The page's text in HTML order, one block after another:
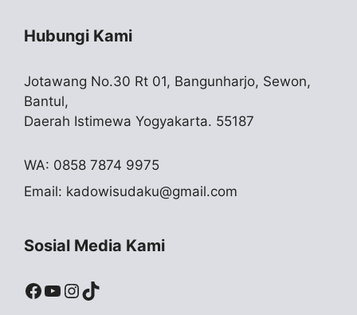
Hubungi Kami
Jotawang No.30 Rt 01, Bangunharjo, Sewon,
Bantul,
Daerah Istimewa Yogyakarta. 55187
WA: 0858 7874 9975
Email: kadowisudaku@gmail.com
Sosial Media Kami
Facebook
YouTube
Instagram
TikTok